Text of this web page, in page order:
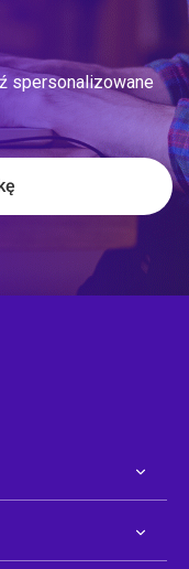
spersonalizowane